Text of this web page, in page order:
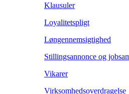
Klausuler
Loyalitetspligt
Løngennemsigtighed
Stillingsannonce og
Vikarer
Virksomhedsoverdragelse